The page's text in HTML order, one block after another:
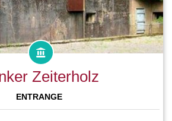
Zeiterholz
ENTRANGE